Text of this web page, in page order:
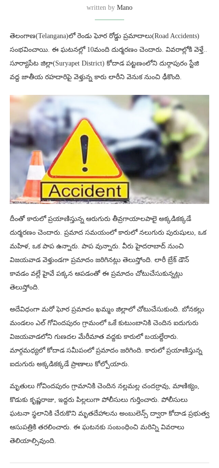
written by Mano
తెలంగాణ(Telangana)లో రెండు ఘోర రోడ్డు ప్రమాదాలు(Road Accidents)
సంభవించాయి. ఈ ఘటనల్లో 10మంది దుర్మరణం చెందారు. వివరాల్లోకి వెళ్తే..
సూర్యాపేట జిల్లా(Suryapet District) కోదాడ పట్టణంలోని దుర్గాపురం స్టేజి
వద్ద జాతీయ రహదారిపై వెళ్తున్న కారు లారీని వెనుక నుంచి ఢీకొంది.
దీంతో కారులో ప్రయాణిస్తున్న ఆరుగురు తీవ్రగాయాలపాలై అక్కడికక్కడే
దుర్మరణం చెందారు. ప్రమాద సమయంలో కారులో నలుగురు పురుషులు, ఒక
మహిళ, ఒక పాప ఉన్నారు. పాప వున్నారు. వీరు హైదరాబాద్ నుంచి
విజయవాడ వెళ్తుండగా ప్రమాదం జరిగినట్లు తెలుస్తోంది. లారీ బ్రేక్ డౌన్
కావడం వల్లే హైవే పక్కన ఆపడంతో ఈ ప్రమాదం చోటుచేసుకున్నట్లు
తెలుస్తోంది.
అదేవిధంగా మరో ఘోర ప్రమాదం ఖమ్మం జిల్లాలో చోటుచేసుకుంది. బోనకల్లు
మండలం ఎల్ గోవిందపురం గ్రామంలో ఒకే కుటుంబానికి చెందిన ఐదుగురు
విజయవాడలోని గుణదల మేరీమాత వద్దకు కారులో బయల్దేరారు.
మార్గమధ్యలో కోదాడ సమీపంలో ప్రమాదం జరిగింది. కారులో ప్రయాణిస్తున్న
ఐదుగురు అక్కడికక్కడే ప్రాణాలు కోల్పోయారు.
మృతులు గోవిందపురం గ్రామానికి చెందిన నల్లమల్ల చందర్రావు, మాణిక్యం,
కొడుకు కృష్ణరాజు, ఇద్దరు పిల్లలుగా పోలీసులు గుర్తించారు. పోలీసులు
ఘటనా స్థలానికి చేరుకొని మృతదేహాలను అంబులెన్స్ ద్వారా కోదాడ ప్రభుత్వ
ఆసుపత్రికి తరలించారు. ఈ ఘటనకు సంబంధించి మరిన్ని వివరాలు
తెలియాల్సివుంది.